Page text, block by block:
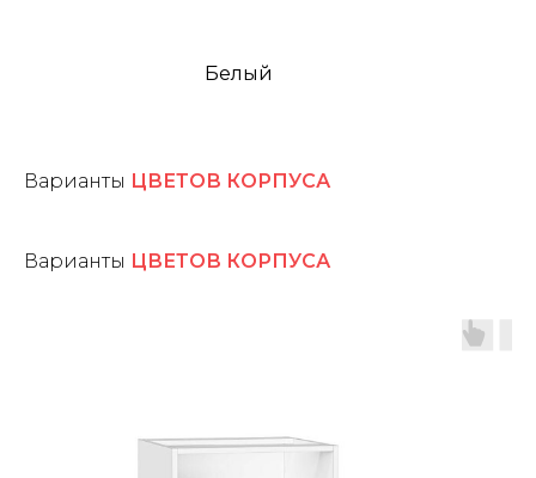
Белый
Варианты ЦВЕТОВ КОРПУСА
Варианты ЦВЕТОВ КОРПУСА